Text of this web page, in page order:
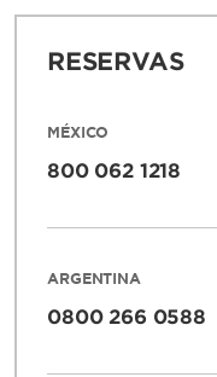
RESERVAS
MÉXICO
800 062 1218
ARGENTINA
0800 266 0588